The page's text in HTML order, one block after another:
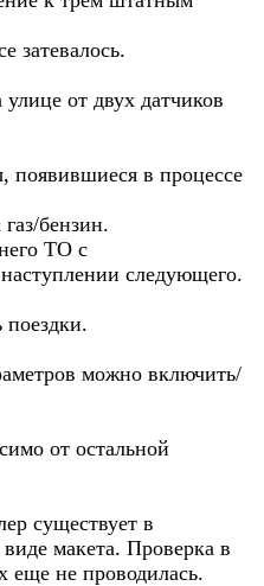
затевалось.
от двух датчиков
появившиеся в процессе
бензин.
ТО с
следующего.
поездки.
можно включить/
от остальной
существует в
макета. Проверка в
еще не проводилась.